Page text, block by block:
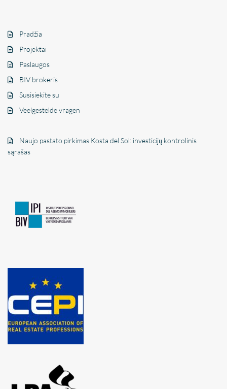
Pradžia
Projektai
Paslaugos
BIV brokeris
Susisiekite su
Veelgestelde vragen
Naujo pastato pirkimas Kosta del Sol: investicijų kontrolinis
sąrašas